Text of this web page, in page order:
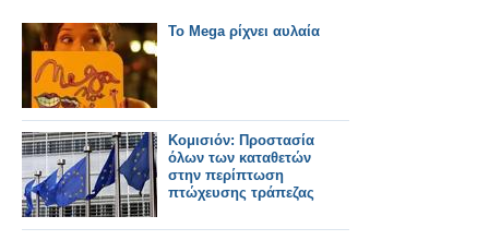
Το Mega ρίχνει αυλαία
Κομισιόν: Προστασία
όλων των καταθετών
στην περίπτωση
πτώχευσης τράπεζας